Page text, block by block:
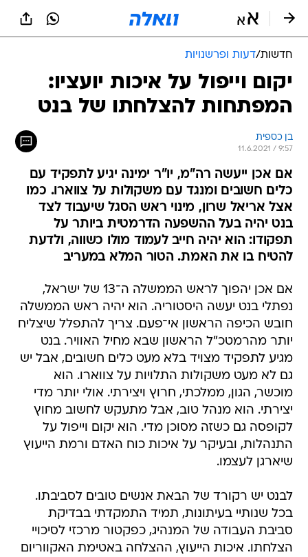
חדשות/דעות ופרשנויות
יקום וייפול על איכות יועציו:
המפתחות להצלחתו של בנט
בן כספית
11.6.2021 / 9:57
אם אכן ייעשה רה"מ, יו"ר ימינה יגיע לתפקיד עם
כלים חשובים ומנגד עם משקולות על צווארו. כמו
אצל אריאל שרון, מינוי ראש הסגל שיעבוד לצד
בנט יהיה בעל ההשפעה הדרמטית ביותר על
תפקודו: הוא יהיה חייב לעמוד מולו כשווה, ולדעת
להטיח בו את האמת. הטור המלא במעריב
אם אכן יהפוך לראש הממשלה ה־13 של ישראל,
נפתלי בנט יעשה היסטוריה. הוא יהיה ראש הממשלה
חובש הכיפה הראשון אי־פעם. צריך להתפלל שיצליח
יותר מהרמטכ"ל הראשון שבא מחיל האוויר. בנט
מגיע לתפקיד מצויד בלא מעט כלים חשובים, אבל יש
גם לא מעט משקולות התלויות על צווארו. הוא
מוכשר, הגון, ממלכתי, חרוץ ויצירתי. אולי יותר מדי
יצירתי. הוא מנהל טוב, אבל מתעקש לחשוב מחוץ
לקופסה גם כשזה מסוכן מדי. הוא יקום וייפול על
התנהלות, ובעיקר על איכות כוח האדם ורמת הייעוץ
שיארגן לעצמו.
לבנט יש רקורד של הבאת אנשים טובים לסביבתו.
בכל שנותיי בעיתונות, תמיד התמקדתי בבדיקת
סביבת העבודה של המנהיג, כפקטור מרכזי לסיכויי
הצלחתו. איכות הייעוץ, ההצלחה באטימת האקווריום